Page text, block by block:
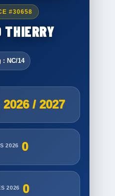
#30658
THIERRY
: NC/14
2026 / 2027
2026 0
2026 0